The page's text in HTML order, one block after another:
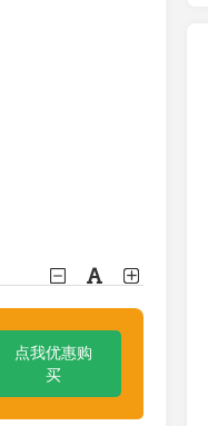
点我优惠购
买